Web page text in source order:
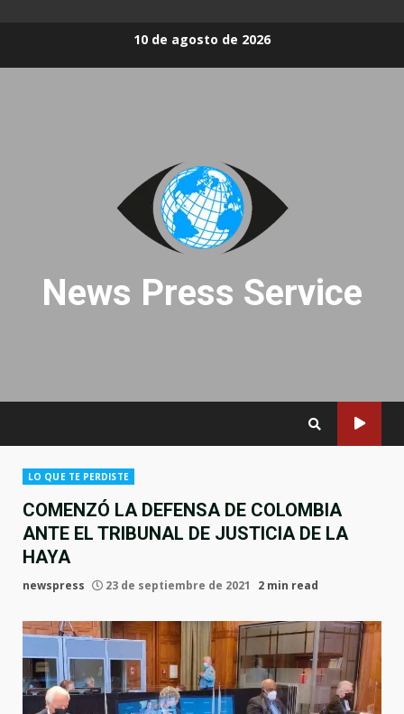
10 de agosto de 2026
News Press Service
LO QUE TE PERDISTE
COMENZÓ LA DEFENSA DE COLOMBIA
ANTE EL TRIBUNAL DE JUSTICIA DE LA
HAYA
newspress 23 de septiembre de 2021 2 min read